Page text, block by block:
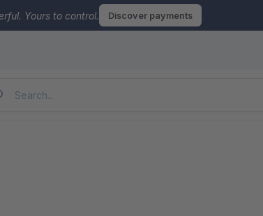
Yours to control. Discover payments